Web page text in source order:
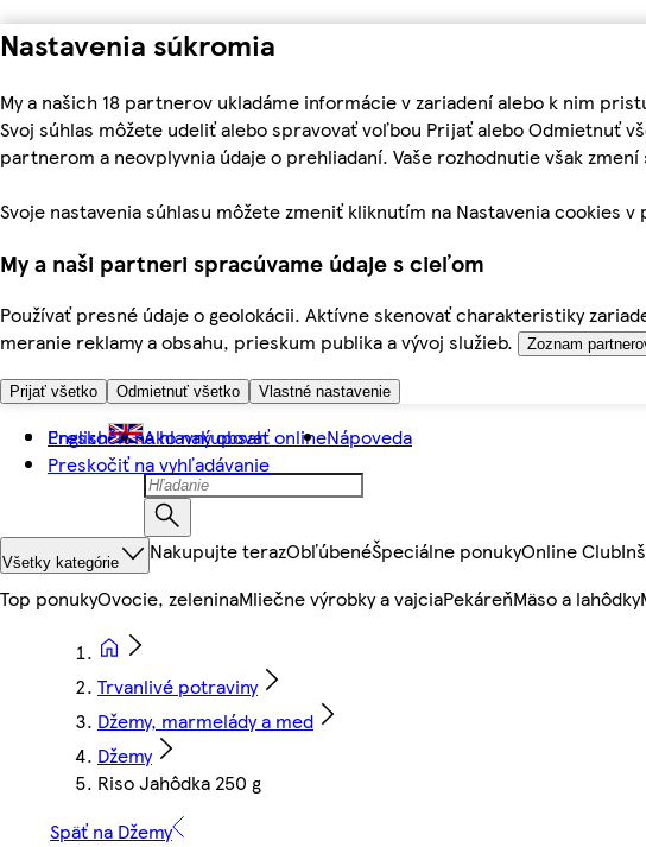
Nastavenia súkromia
My a našich 18 partnerov ukladáme informácie v zariadení alebo k nim
Svoj súhlas môžete udeliť alebo spravovať voľbou Prijať alebo Odmietnuť
partnerom a neovplyvnia údaje o prehliadaní. Vaše rozhodnutie však
Svoje nastavenia súhlasu môžete zmeniť kliknutím na Nastavenia cookies v
My a naši partneri spracúvame údaje s cieľom
Používať presné údaje o geolokácii. Aktívne skenovať charakteristiky
meranie reklamy a obsahu, prieskum publika a vývoj služieb.
Zoznam
Prijať všetko Odmietnuť všetko Vlastné nastavenie
Preskočiť na hlavný obsah
Preskočiť na vyhľadávanie
English Ako nakupovať onlineNápoveda
Všetky kategórie Nakupujte terazObľúbenéŠpeciálne ponukyOnline Club
Top ponukyOvocie, zeleninaMliečne výrobky a vajciaPekáreňMäso a lahôdky
Trvanlivé potraviny
Džemy, marmelády a med
Džemy
Riso Jahôdka 250 g
Späť na Džemy